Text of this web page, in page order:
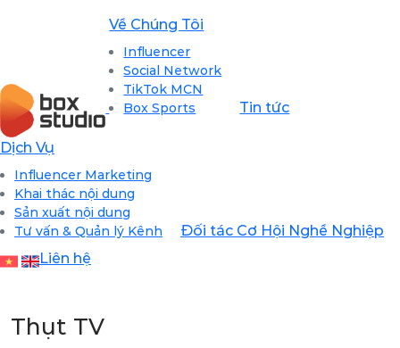
Về Chúng Tôi
Influencer
Social Network
TikTok MCN
Box Sports
Tin tức
Dịch Vụ
Influencer Marketing
Khai thác nội dung
Sản xuất nội dung
Tư vấn & Quản lý Kênh
Đối tác Cơ Hội Nghề Nghiệp
Liên hệ
Thụt TV